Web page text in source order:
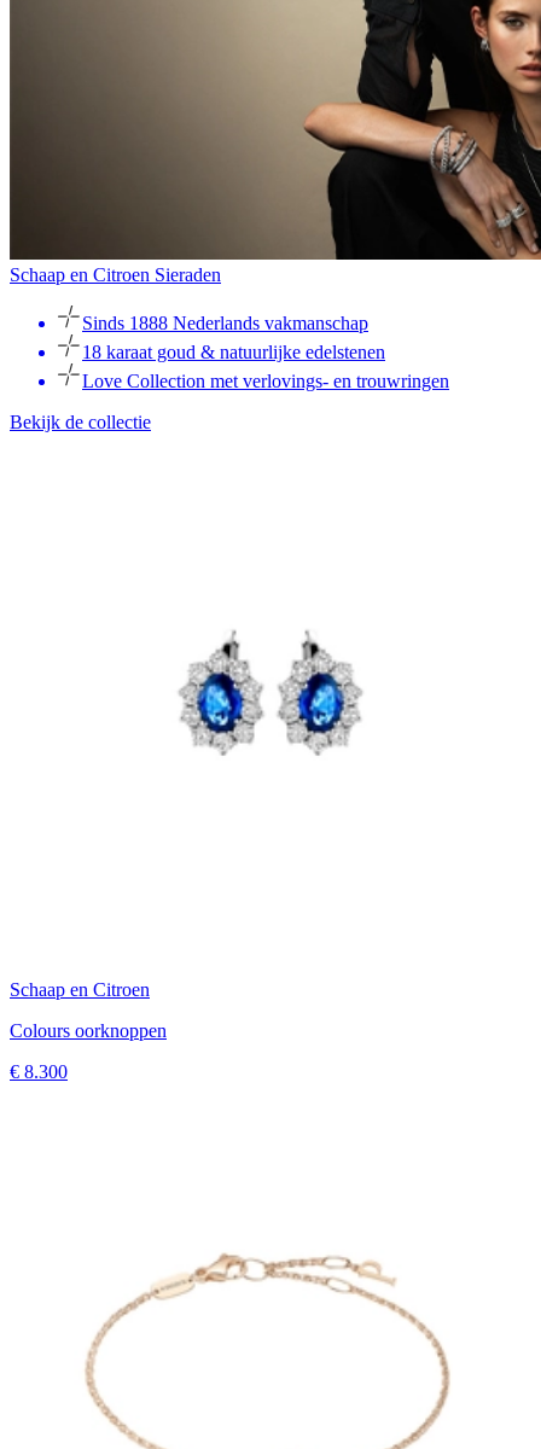
Schaap en Citroen Sieraden
Sinds 1888 Nederlands vakmanschap
18 karaat goud & natuurlijke edelstenen
Love Collection met verlovings- en trouwringen
Bekijk de collectie
Schaap en Citroen
Colours oorknoppen
€ 8.300